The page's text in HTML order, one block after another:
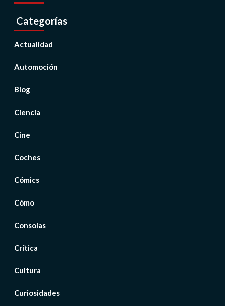
Categorías
Actualidad
Automoción
Blog
Ciencia
Cine
Coches
Cómics
Cómo
Consolas
Crítica
Cultura
Curiosidades